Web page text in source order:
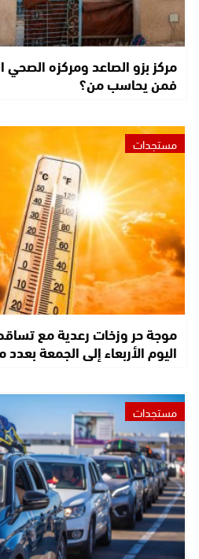
مركز بزو الصاعد ومركزه الصحي
فمن يحاسب من؟
مستجدات
موجة حر وزخات رعدية مع
اليوم الأربعاء إلى الجمعة
مستجدات